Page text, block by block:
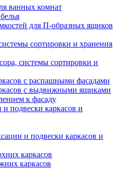
ванных комнат
для П-образных ящиков
сортировки и хранения
системы сортировки и
с распашными фасадами
с выдвижными ящиками
к фасаду
подвески каркасов и
и подвески каркасов и
каркасов
каркасов